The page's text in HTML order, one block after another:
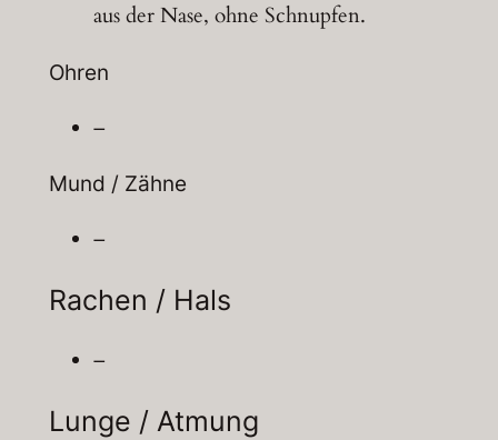
aus der Nase, ohne Schnupfen.
Ohren
–
Mund / Zähne
–
Rachen / Hals
–
Lunge / Atmung